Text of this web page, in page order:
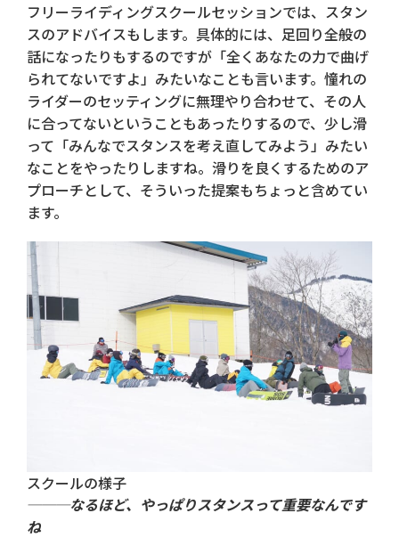
フリーライディングスクールセッションでは、スタン
スのアドバイスもします。具体的には、足回り全般の
話になったりもするのですが「全くあなたの力で曲げ
られてないですよ」みたいなことも言います。憧れの
ライダーのセッティングに無理やり合わせて、その人
に合ってないということもあったりするので、少し滑
って「みんなでスタンスを考え直してみよう」みたい
なことをやったりしますね。滑りを良くするためのア
プローチとして、そういった提案もちょっと含めてい
ます。
スクールの様子
───なるほど、やっぱりスタンスって重要なんです
ね